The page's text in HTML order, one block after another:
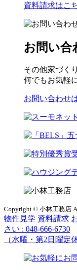
資料請求はこ
お問い合
その他家づく
何でもお気軽
お問い合わせ
Copyright © 小林工務店
物件見学 資料請求
さい : 048-666-6730
（水曜・第2日曜定休